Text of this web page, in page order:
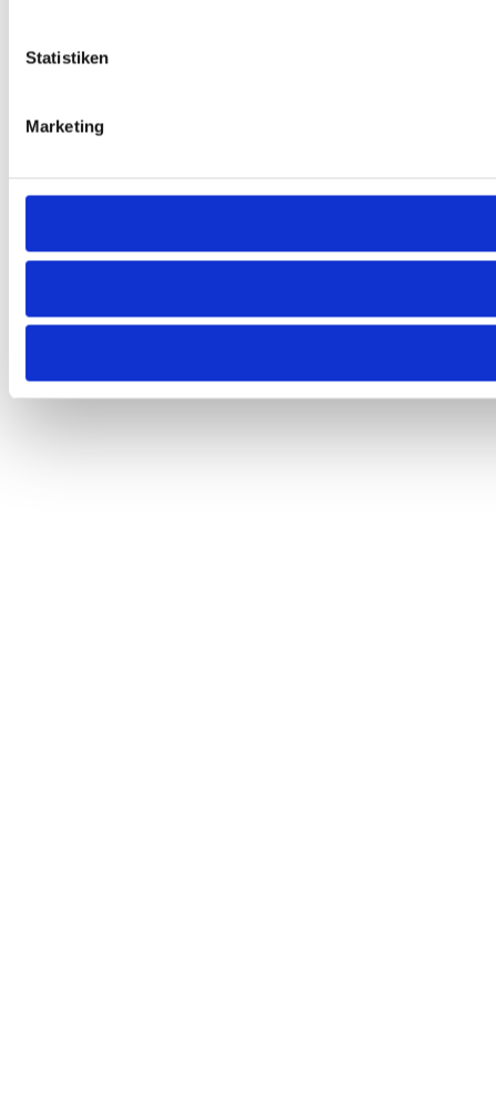
Statistiken
Marketing